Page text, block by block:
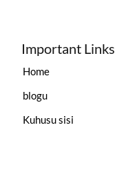
Important Links
Home
blogu
Kuhusu sisi